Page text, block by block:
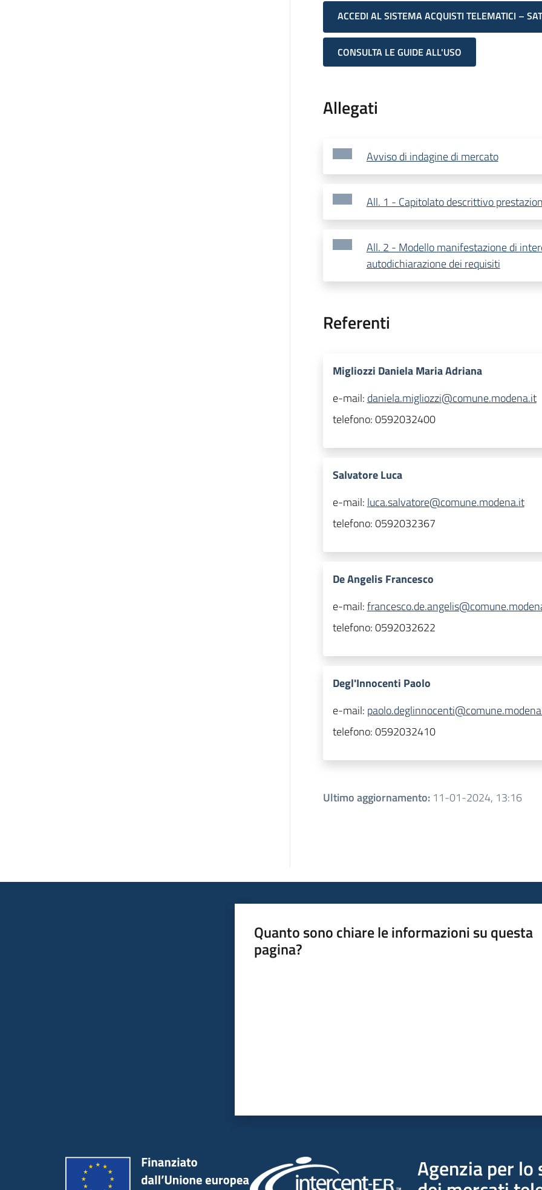
ACCEDI AL SISTEMA ACQUISTI TELEMATICI –
CONSULTA LE GUIDE ALL'USO
Allegati
Avviso di indagine di mercato
All. 1 - Capitolato descrittivo
All. 2 - Modello manifestazione di
autodichiarazione dei requisiti
Referenti
Migliozzi Daniela Maria Adriana
e-mail: daniela.migliozzi@comune.modena.it
telefono:0592032400
Salvatore Luca
e-mail: luca.salvatore@comune.modena.it
telefono:0592032367
De Angelis Francesco
e-mail:
telefono:0592032622
Degl'Innocenti Paolo
e-mail:
telefono:0592032410
Ultimo aggiornamento: 11-01-2024, 13:16
Quanto sono chiare le informazioni su questa
pagina?
Agenzia per